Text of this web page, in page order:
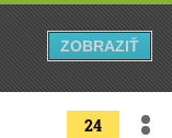
24
ZOBRAZIŤ